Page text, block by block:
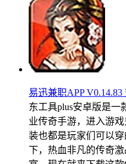
易迅兼职APP
东工具plus安卓版是一
业传奇手游，进入游
装也都是玩家们可以
下，热血非凡的传奇